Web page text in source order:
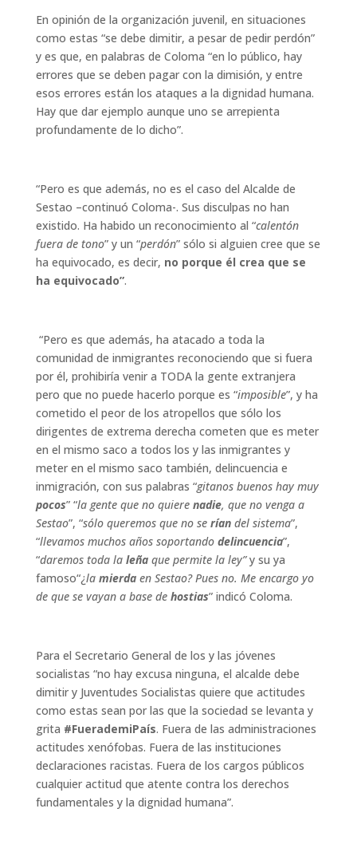
En opinión de la organización juvenil, en situaciones
como estas “se debe dimitir, a pesar de pedir perdón”
y es que, en palabras de Coloma “en lo público, hay
errores que se deben pagar con la dimisión, y entre
esos errores están los ataques a la dignidad humana.
Hay que dar ejemplo aunque uno se arrepienta
profundamente de lo dicho”.
“Pero es que además, no es el caso del Alcalde de
Sestao –continuó Coloma-. Sus disculpas no han
existido. Ha habido un reconocimiento al “calentón
fuera de tono” y un “perdón” sólo si alguien cree que se
ha equivocado, es decir, no porque él crea que se
ha equivocado”.
“Pero es que además, ha atacado a toda la
comunidad de inmigrantes reconociendo que si fuera
por él, prohibiría venir a TODA la gente extranjera
pero que no puede hacerlo porque es “imposible”, y ha
cometido el peor de los atropellos que sólo los
dirigentes de extrema derecha cometen que es meter
en el mismo saco a todos los y las inmigrantes y
meter en el mismo saco también, delincuencia e
inmigración, con sus palabras “gitanos buenos hay muy
pocos” “la gente que no quiere nadie, que no venga a
Sestao”, “sólo queremos que no se ríandel sistema”,
“llevamos muchos años soportando delincuencia”,
“daremos toda la leñaque permite la ley”y su ya
famoso“¿la mierdaen Sestao? Pues no. Me encargo yo
de que se vayan a base de hostias” indicó Coloma.
Para el Secretario General de los y las jóvenes
socialistas “no hay excusa ninguna, el alcalde debe
dimitir y Juventudes Socialistas quiere que actitudes
como estas sean por las que la sociedad se levanta y
grita #FuerademiPaís. Fuera de las administraciones
actitudes xenófobas. Fuera de las instituciones
declaraciones racistas. Fuera de los cargos públicos
cualquier actitud que atente contra los derechos
fundamentales y la dignidad humana”.